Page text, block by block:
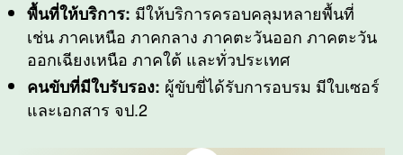
พื้นที่ให้บริการ: มีให้บริการครอบคลุมหลายพื้นที่
เช่น ภาคเหนือ ภาคกลาง ภาคตะวันออก ภาคตะวัน
ออกเฉียงเหนือ ภาคใต้ และทั่วประเทศ
คนขับที่มีใบรับรอง: ผู้ขับขี่ได้รับการอบรม มีใบเซอร์
และเอกสาร จป.2